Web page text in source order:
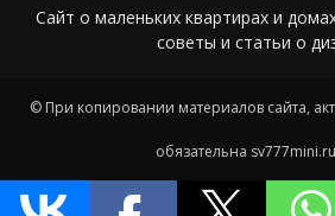
Сайт о маленьких квартирах и
советы и статьи о
© При копировании материалов сайта,
обязательна sv777mini.ru